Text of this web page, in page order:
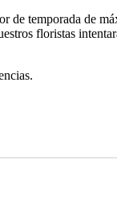
de temporada de
floristas